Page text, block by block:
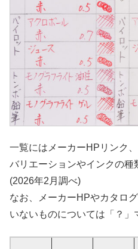
一覧にはメーカーHPリンク
バリエーションやインクの種
(2026年2月調べ)
なお、メーカーHPやカタロ
いないものについては「？」